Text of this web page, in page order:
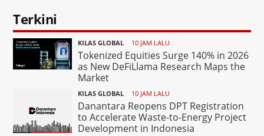
Terkini
KILAS GLOBAL 10 JAM LALU
Tokenized Equities Surge 140% in 2026
as New DeFiLlama Research Maps the
Market
KILAS GLOBAL 10 JAM LALU
Danantara Reopens DPT Registration
to Accelerate Waste-to-Energy Project
Development in Indonesia